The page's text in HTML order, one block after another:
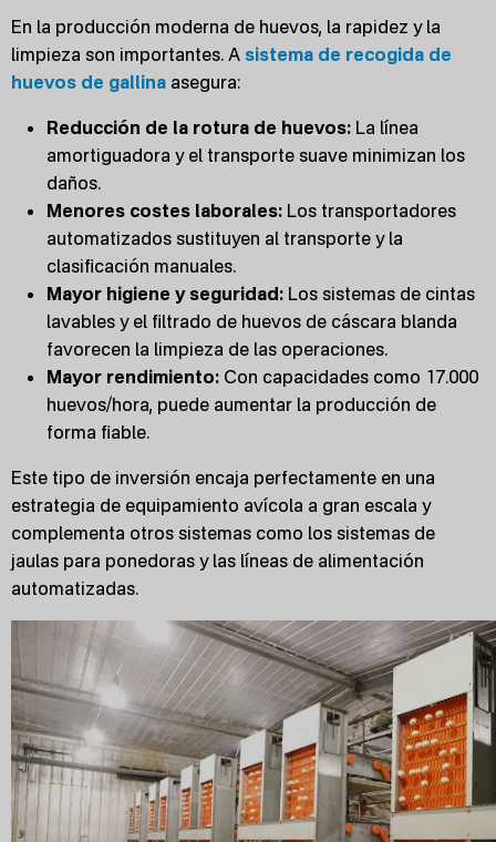
En la producción moderna de huevos, la rapidez y la
limpieza son importantes. A sistema de recogida de
huevos de gallina asegura:
Reducción de la rotura de huevos: La línea
amortiguadora y el transporte suave minimizan los
daños.
Menores costes laborales: Los transportadores
automatizados sustituyen al transporte y la
clasificación manuales.
Mayor higiene y seguridad: Los sistemas de cintas
lavables y el filtrado de huevos de cáscara blanda
favorecen la limpieza de las operaciones.
Mayor rendimiento: Con capacidades como 17.000
huevos/hora, puede aumentar la producción de
forma fiable.
Este tipo de inversión encaja perfectamente en una
estrategia de equipamiento avícola a gran escala y
complementa otros sistemas como los sistemas de
jaulas para ponedoras y las líneas de alimentación
automatizadas.